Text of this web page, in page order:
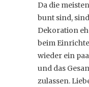
Da die
bunt sind,
Dekoration
beim
wieder ein
und das
zulassen.